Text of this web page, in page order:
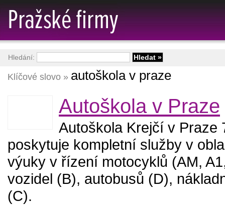
Klíčové slovo » autoškola v praze
Autoškola v Praze
Autoškola Krejčí v Praze
poskytuje kompletní služby v
výuky v řízení motocyklů (AM,
vozidel (B), autobusů (D),
(C).
Hledání: